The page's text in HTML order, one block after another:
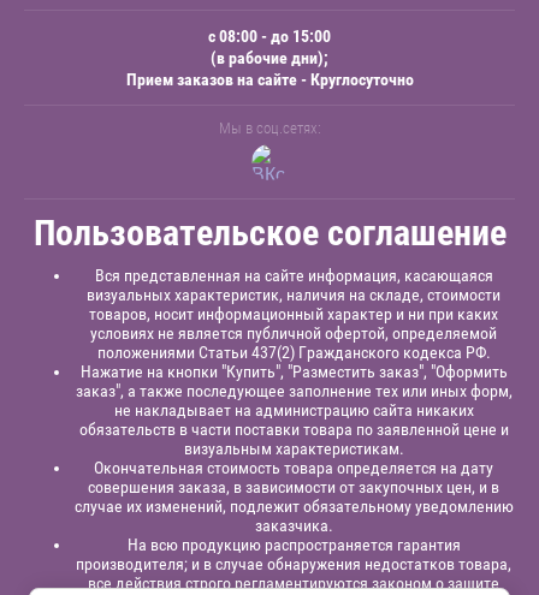
с 08:00 - до 15:00
(в рабочие дни);
Прием заказов на сайте - Круглосуточно
Мы в соц.сетях:
Пользовательское соглашение
Вся представленная на сайте информация, касающаяся
визуальных характеристик, наличия на складе, стоимости
товаров, носит информационный характер и ни при каких
условиях не является публичной офертой, определяемой
положениями Статьи 437(2) Гражданского кодекса РФ.
Нажатие на кнопки "Купить", "Разместить заказ", "Оформить
заказ", а также последующее заполнение тех или иных форм,
не накладывает на администрацию сайта никаких
обязательств в части поставки товара по заявленной цене и
визуальным характеристикам.
Окончательная стоимость товара определяется на дату
совершения заказа, в зависимости от закупочных цен, и в
случае их изменений, подлежит обязательному уведомлению
заказчика.
На всю продукцию распространяется гарантия
производителя; и в случае обнаружения недостатков товара,
все действия строго регламентируются законом о защите